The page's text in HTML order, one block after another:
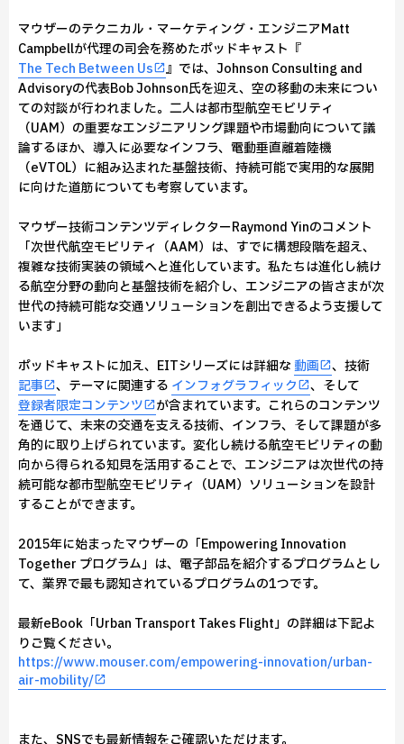
マウザーのテクニカル・マーケティング・エンジニアMatt
Campbellが代理の司会を務めたポッドキャスト『
The Tech Between Us
』では、Johnson Consulting and
Advisoryの代表Bob Johnson氏を迎え、空の移動の未来につい
ての対談が行われました。二人は都市型航空モビリティ
（UAM）の重要なエンジニアリング課題や市場動向について議
論するほか、導入に必要なインフラ、電動垂直離着陸機
（eVTOL）に組み込まれた基盤技術、持続可能で実用的な展開
に向けた道筋についても考察しています。
マウザー技術コンテンツディレクターRaymond Yinのコメント
「次世代航空モビリティ（AAM）は、すでに構想段階を超え、
複雑な技術実装の領域へと進化しています。私たちは進化し続け
る航空分野の動向と基盤技術を紹介し、エンジニアの皆さまが次
世代の持続可能な交通ソリューションを創出できるよう支援して
います」
ポッドキャストに加え、EITシリーズには詳細な動画
、技術
記事
、テーマに関連する インフォグラフィック
、そして
登録者限定コンテンツ
が含まれています。これらのコンテンツ
を通じて、未来の交通を支える技術、インフラ、そして課題が多
角的に取り上げられています。変化し続ける航空モビリティの動
向から得られる知見を活用することで、エンジニアは次世代の持
続可能な都市型航空モビリティ（UAM）ソリューションを設計
することができます。
2015年に始まったマウザーの「Empowering Innovation
Together プログラム」は、電子部品を紹介するプログラムとし
て、業界で最も認知されているプログラムの1つです。
最新eBook「Urban Transport Takes Flight」の詳細は下記よ
りご覧ください。
https://www.mouser.com/empowering-innovation/urban-
air-mobility/
また、SNSでも最新情報をご確認いただけます。